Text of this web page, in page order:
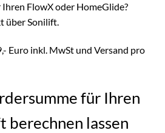
FlowX oder HomeGlide?
über Sonilift.
Euro inkl. MwSt und Versand pro
für Ihren
berechnen lassen